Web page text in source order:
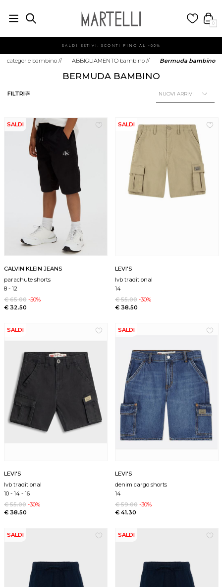
0
SALDI ESTIVI: SCONTI FINO AL -60%
categorie bambino // ABBIGLIAMENTO bambino // Bermuda bambino
FILTRI
BERMUDA BAMBINO
SALDI
CALVIN KLEIN JEANS
parachute shorts
8 -12
€ 65.00 -50%
€ 32.50
SALDI
LEVI'S
lvb traditional
14
€ 55.00 -30%
€ 38.50
SALDI
LEVI'S
lvb traditional
10 -14 -16
€ 55.00 -30%
€ 38.50
SALDI
LEVI'S
denim cargo shorts
14
€ 59.00 -30%
€ 41.30
SALDI SALDI